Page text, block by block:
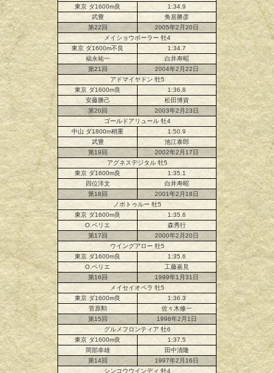
東京 ダ1600m良
1:34.9
武豊
角居勝彦
第22回
2005年2月20日
メイショウボーラー 牡4
東京 ダ1600m不良
1:34.7
福永祐一
白井寿昭
第21回
2004年2月22日
アドマイヤドン 牡5
東京 ダ1600m良
1:36.8
安藤勝己
松田博資
第20回
2003年2月23日
ゴールドアリュール 牡4
中山 ダ1800m稍重
1:50.9
武豊
池江泰郎
第19回
2002年2月17日
アグネスデジタル 牡5
東京 ダ1600m良
1:35.1
四位洋文
白井寿昭
第18回
2001年2月18日
ノボトゥルー 牡5
東京 ダ1600m良
1:35.6
O.ペリエ
森秀行
第17回
2000年2月20日
ウイングアロー 牡5
東京 ダ1600m良
1:35.6
O.ペリエ
工藤嘉見
第16回
1999年1月31日
メイセイオペラ 牡5
東京 ダ1600m良
1:36.3
菅原勲
佐々木修一
第15回
1998年2月1日
グルメフロンティア 牡6
東京 ダ1600m良
1:37.5
岡部幸雄
田中清隆
第14回
1997年2月16日
シンコウウインディ 牡4